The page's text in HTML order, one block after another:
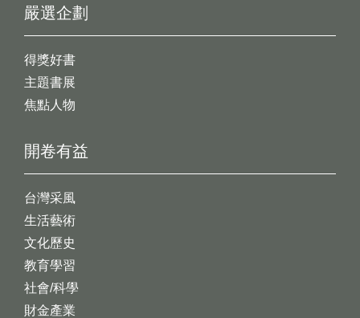
開卷有益
台灣采風
生活藝術
文化歷史
教育學習
社會/科學
財金產業
嚴選企劃
得獎好書
主題書展
焦點人物